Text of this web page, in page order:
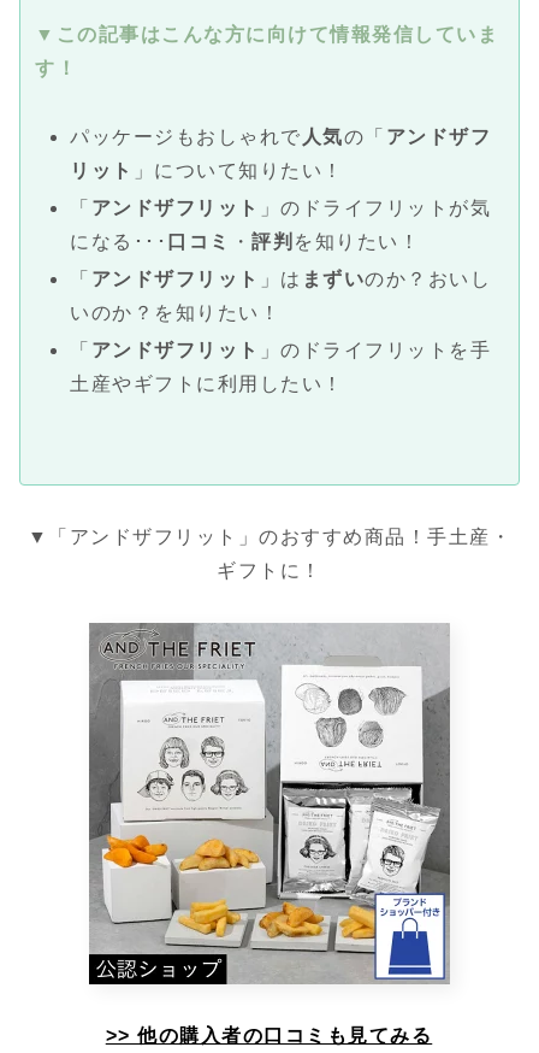
▼この記事はこんな方に向けて情報発信していま
す！
パッケージもおしゃれで 人気の「 アンドザフ
リット
」について知りたい！
「 アンドザフリット
」のドライフリットが気
になる･･･ 口コミ ・評判 を知りたい！
「 アンドザフリット 」は まずいのか？おいし
いのか？を知りたい！
「 アンドザフリット
」のドライフリットを手
土産やギフトに利用したい！
▼「アンドザフリット」のおすすめ商品！手土産・
ギフトに！
>> 他の購入者の口コミも見てみる